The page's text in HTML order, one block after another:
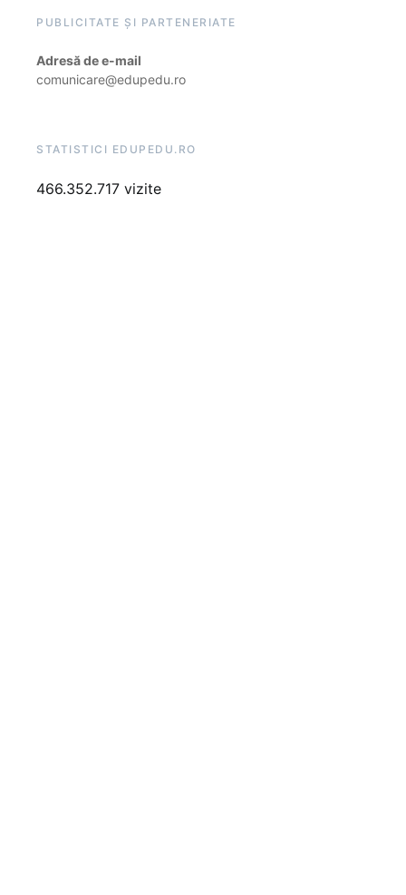
PUBLICITATE ȘI PARTENERIATE
Adresă de e-mail
comunicare@edupedu.ro
STATISTICI EDUPEDU.RO
466.352.717 vizite